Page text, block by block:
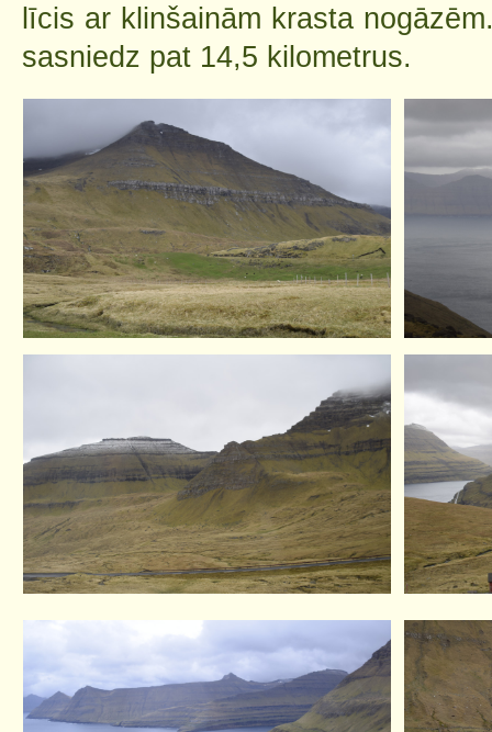
līcis ar klinšainām krasta
sasniedz pat 14,5 kilometrus.